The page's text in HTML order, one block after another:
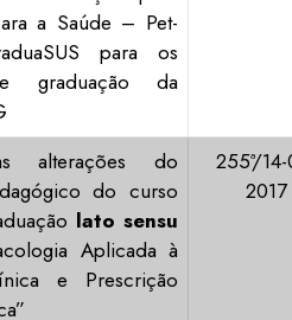
a Saúde – Pet-
para os
graduação da
alterações do
do curso
lato sensu
Aplicada à
e Prescrição
255ª/
2017